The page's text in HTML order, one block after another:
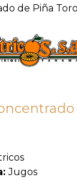
de Piña
Jugos